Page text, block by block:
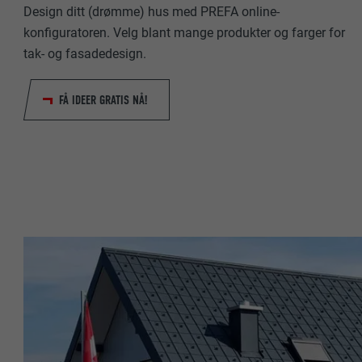
Design ditt (drømme) hus med PREFA online-
konfiguratoren. Velg blant mange produkter og farger for
tak- og fasadedesign.
FÅ IDEER GRATIS NÅ!
TILBYDER
FORLØP
FORMÅL
FORLØP
FORMÅL